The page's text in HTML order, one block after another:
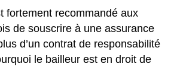
fortement recommandé aux
de souscrire à une assurance
d’un contrat de responsabilité
le bailleur est en droit de